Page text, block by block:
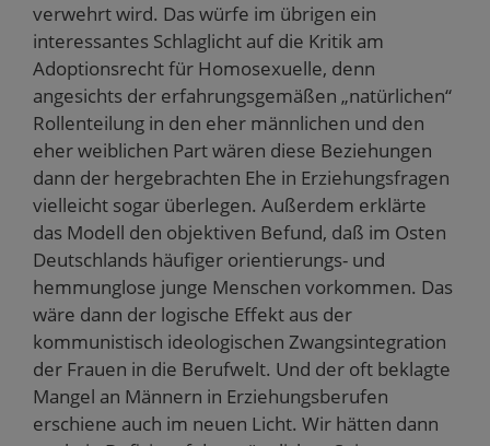
verwehrt wird. Das würfe im übrigen ein
interessantes Schlaglicht auf die Kritik am
Adoptionsrecht für Homosexuelle, denn
angesichts der erfahrungsgemäßen „natürlichen“
Rollenteilung in den eher männlichen und den
eher weiblichen Part wären diese Beziehungen
dann der hergebrachten Ehe in Erziehungsfragen
vielleicht sogar überlegen. Außerdem erklärte
das Modell den objektiven Befund, daß im Osten
Deutschlands häufiger orientierungs- und
hemmunglose junge Menschen vorkommen. Das
wäre dann der logische Effekt aus der
kommunistisch ideologischen Zwangsintegration
der Frauen in die Berufwelt. Und der oft beklagte
Mangel an Männern in Erziehungsberufen
erschiene auch im neuen Licht. Wir hätten dann